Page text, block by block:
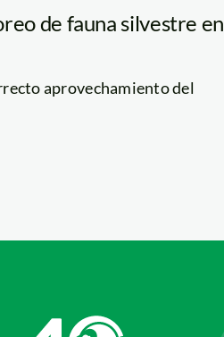
de fauna silvestre en
aprovechamiento del